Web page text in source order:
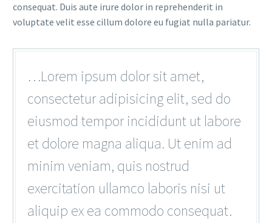
consequat. Duis aute irure dolor in reprehenderit in
voluptate velit esse cillum dolore eu fugiat nulla pariatur.
…Lorem ipsum dolor sit amet,
consectetur adipisicing elit, sed do
eiusmod tempor incididunt ut labore
et dolore magna aliqua. Ut enim ad
minim veniam, quis nostrud
exercitation ullamco laboris nisi ut
aliquip ex ea commodo consequat.